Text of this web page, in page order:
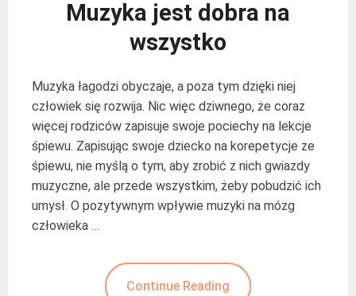
Muzyka jest dobra na
wszystko
Muzyka łagodzi obyczaje, a poza tym dzięki niej
człowiek się rozwija. Nic więc dziwnego, że coraz
więcej rodziców zapisuje swoje pociechy na lekcje
śpiewu. Zapisując swoje dziecko na korepetycje ze
śpiewu, nie myślą o tym, aby zrobić z nich gwiazdy
muzyczne, ale przede wszystkim, żeby pobudzić ich
umysł. O pozytywnym wpływie muzyki na mózg
człowieka …
Continue Reading